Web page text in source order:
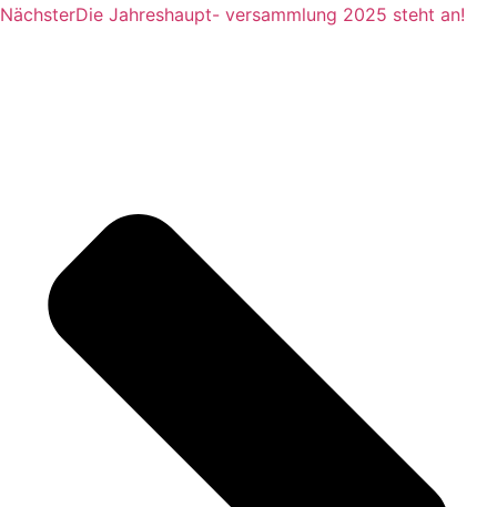
NächsterDie Jahreshaupt- versammlung 2025 steht an!